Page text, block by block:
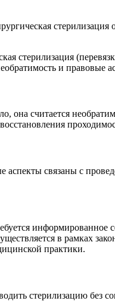
стерилизация
она считается
аспекты связаны с
информированное
в рамках
практики.
стерилизацию без